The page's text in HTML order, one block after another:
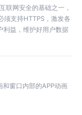
联网安全的基础之一，
须支持HTTPS，激发各
利益，维护好用户数据
随即开展全站HTT
窗口内部的APP动画